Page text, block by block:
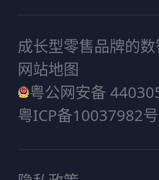
成长型零售品牌的
网站地图
粤公网安备
粤ICP备10037982